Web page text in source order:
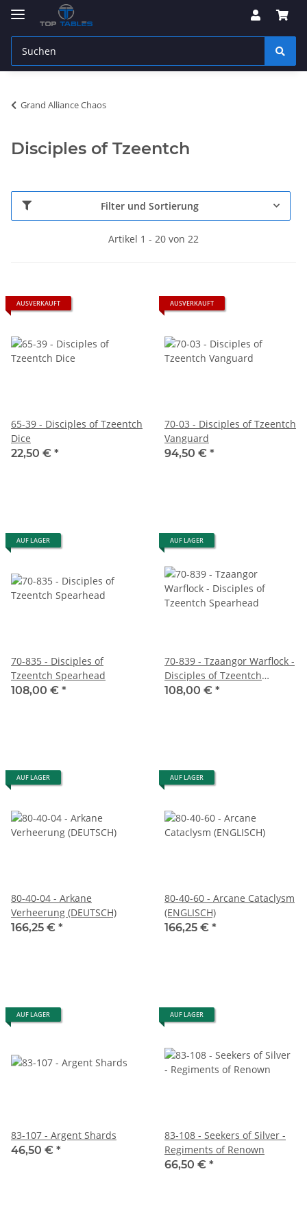
Grand Alliance Chaos
Disciples of Tzeentch
Filter und Sortierung
Artikel 1 - 20 von 22
AUSVERKAUFT
65-39 - Disciples of Tzeentch
Dice
22,50 € *
AUSVERKAUFT
70-03 - Disciples of Tzeentch
Vanguard
94,50 € *
AUF LAGER
70-835 - Disciples of
Tzeentch Spearhead
108,00 € *
AUF LAGER
70-839 - Tzaangor Warflock -
Disciples of Tzeentch
Spearhead
108,00 € *
AUF LAGER
80-40-04 - Arkane
Verheerung (DEUTSCH)
166,25 € *
AUF LAGER
80-40-60 - Arcane Cataclysm
(ENGLISCH)
166,25 € *
AUF LAGER
83-107 - Argent Shards
46,50 € *
AUF LAGER
83-108 - Seekers of Silver -
Regiments of Renown
66,50 € *